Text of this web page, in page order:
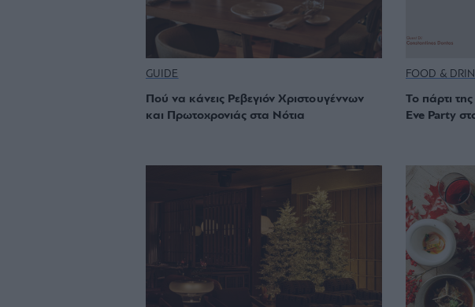
GUIDE
Πού να κάνεις Ρεβεγιόν Χριστουγέννων
και Πρωτοχρονιάς στα Νότια
FOOD &
Το πάρτι της
Eve Party